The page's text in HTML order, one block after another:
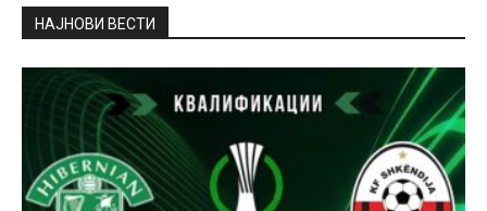
НАЈНОВИ ВЕСТИ